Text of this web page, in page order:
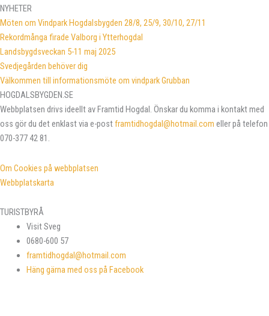
NYHETER
Möten om Vindpark Hogdalsbygden 28/8, 25/9, 30/10, 27/11
Rekordmånga firade Valborg i Ytterhogdal
Landsbygdsveckan 5-11 maj 2025
Svedjegården behöver dig
Välkommen till informationsmöte om vindpark Grubban
HOGDALSBYGDEN.SE
Webbplatsen drivs ideellt av Framtid Hogdal. Önskar du komma i kontakt med
oss gör du det enklast via e-postframtidhogdal@hotmail.com eller på telefon
070-377 42 81.
Om Cookies på webbplatsen
Webbplatskarta
TURISTBYRÅ
Visit Sveg
0680-600 57
framtidhogdal@hotmail.com
Häng gärna med oss på Facebook